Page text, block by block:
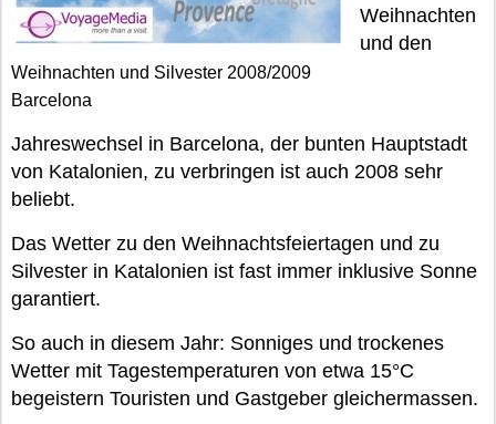
Weihnachten und Silvester 2008/2009
Barcelona
Weihnachten
und den
Jahreswechsel in Barcelona, der bunten Hauptstadt
von Katalonien, zu verbringen ist auch 2008 sehr
beliebt.
Das Wetter zu den Weihnachtsfeiertagen und zu
Silvester in Katalonien ist fast immer inklusive Sonne
garantiert.
So auch in diesem Jahr: Sonniges und trockenes
Wetter mit Tagestemperaturen von etwa 15°C
begeistern Touristen und Gastgeber gleichermassen.